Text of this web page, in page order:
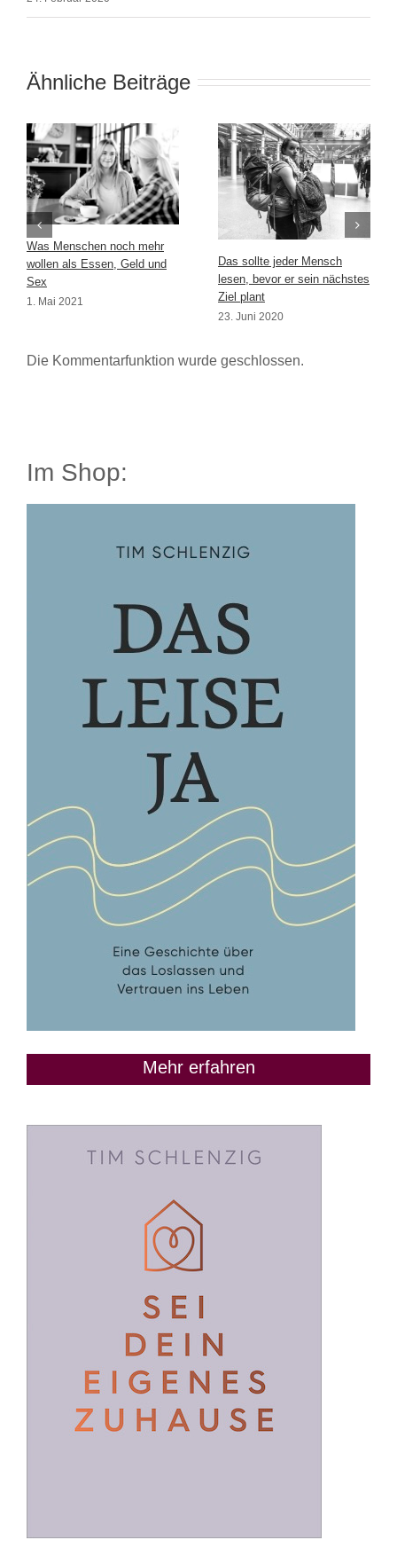
Ähnliche Beiträge
Was Menschen noch mehr
wollen als Essen, Geld und
Sex
1. Mai 2021
Das sollte jeder Mensch
lesen, bevor er sein nächstes
Ziel plant
23. Juni 2020
Die Kommentarfunktion wurde geschlossen.
Im Shop:
Mehr erfahren